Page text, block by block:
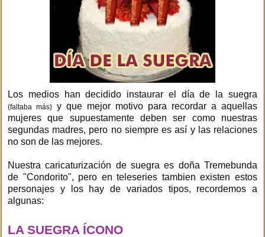
Los medios han decidido instaurar el día de la suegra
(faltaba más) y que mejor motivo para recordar a aquellas
mujeres que supuestamente deben ser como nuestras
segundas madres, pero no siempre es así y las relaciones
no son de las mejores.
Nuestra caricaturización de suegra es doña Tremebunda
de "Condorito", pero en teleseries tambien existen estos
personajes y los hay de variados tipos, recordemos a
algunas:
LA SUEGRA ÍCONO